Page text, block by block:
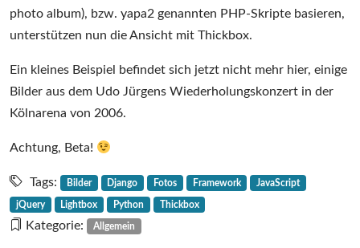
photo album), bzw. yapa2 genannten PHP-Skripte basieren,
unterstützen nun die Ansicht mit Thickbox.
Ein kleines Beispiel befindet sich jetzt nicht mehr hier, einige
Bilder aus dem Udo Jürgens Wiederholungskonzert in der
Kölnarena von 2006.
Achtung, Beta!
Tags: Bilder Django Fotos Framework JavaScript
jQuery Lightbox Python Thickbox
Kategorie: Allgemein